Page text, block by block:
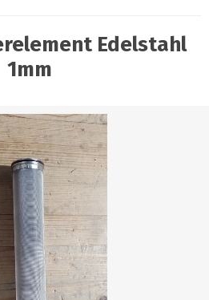
Edelstahl
1mm